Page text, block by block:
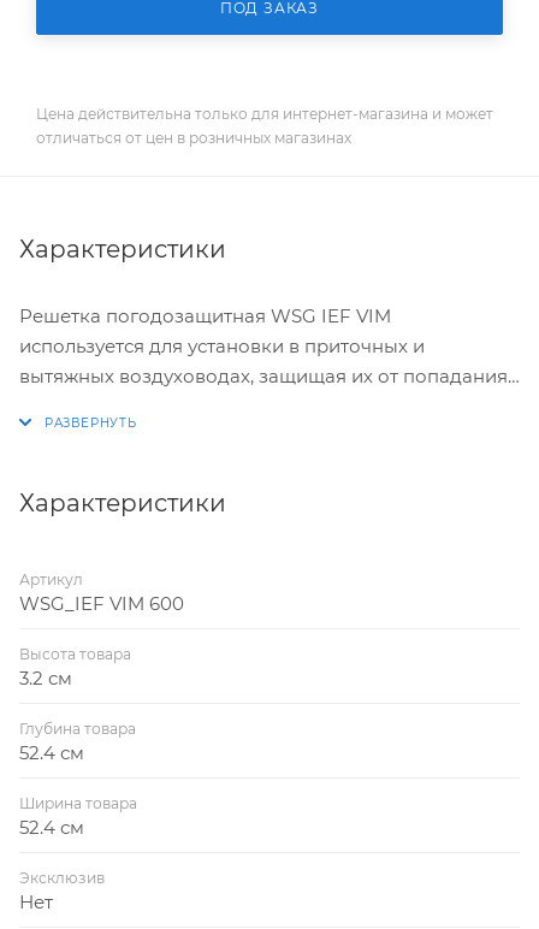
ПОД ЗАКАЗ
Цена действительна только для интернет-магазина и может
отличаться от цен в розничных магазинах
Характеристики
Решетка погодозащитная WSG IEF VIM
используется для установки в приточных и
вытяжных воздуховодах, защищая их от попадания
Характеристики
Артикул
WSG_IEF VIM 600
Высота товара
3.2 см
Глубина товара
52.4 см
Ширина товара
52.4 см
Эксклюзив
Нет